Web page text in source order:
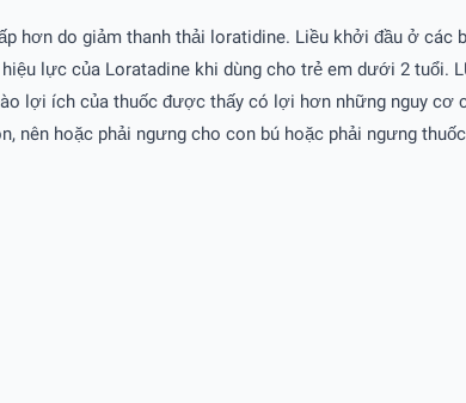
hơn do giảm thanh thải loratidine. Liều khởi đầu ở
lực của Loratadine khi dùng cho trẻ em dưới 2 tuổi.
lợi ích của thuốc được thấy có lợi hơn những nguy
nên hoặc phải ngưng cho con bú hoặc phải ngưng